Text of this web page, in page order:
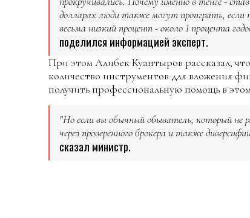
долларах люди также могут проиграть, если
весьма низкий процент - около 1 процента
поделился информацией эксперт.
При этом Алибек Куантыров рассказал,
количество инструментов для вложения
получить профессиональную помощь в
"Но если вы обычный обыватель, который не
через проверенного брокера и также
сказал министр.